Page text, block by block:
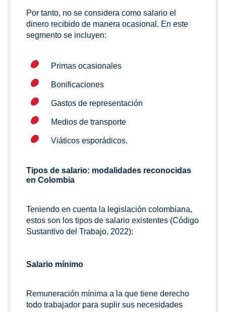
Por tanto, no se considera como salario el
dinero recibido de manera ocasional. En este
segmento se incluyen:
Primas ocasionales
Bonificaciones
Gastos de representación
Medios de transporte
Viáticos esporádicos.
Tipos de salario: modalidades reconocidas
en Colombia
Teniendo en cuenta la legislación colombiana,
estos son los tipos de salario existentes (Código
Sustantivo del Trabajo, 2022):
Salario mínimo
Remuneración mínima a la que tiene derecho
todo trabajador para suplir sus necesidades